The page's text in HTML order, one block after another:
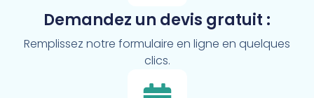
Demandez un devis gratuit :
Remplissez notre formulaire en ligne en quelques
clics.